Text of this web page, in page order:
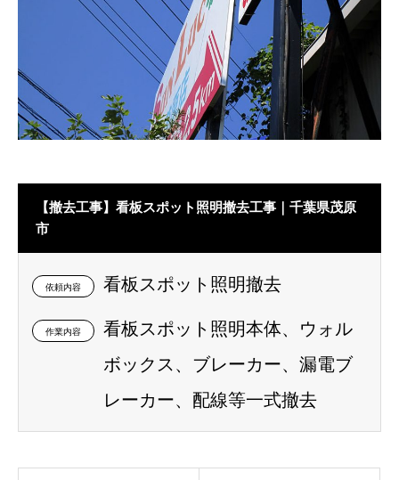
【撤去工事】看板スポット照明撤去工事｜千葉県茂原
市
依頼内容 看板スポット照明撤去
作業内容
看板スポット照明本体、ウォル
ボックス、ブレーカー、漏電ブ
レーカー、配線等一式撤去